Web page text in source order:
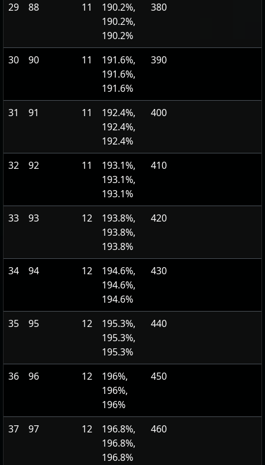
29 88 11
190.2%,
190.2%,
190.2%
380
30 90 11
191.6%,
191.6%,
191.6%
390
31 91 11
192.4%,
192.4%,
192.4%
400
32 92 11
193.1%,
193.1%,
193.1%
410
33 93 12
193.8%,
193.8%,
193.8%
420
34 94 12
194.6%,
194.6%,
194.6%
430
35 95 12
195.3%,
195.3%,
195.3%
440
36 96 12
196%,
196%,
196%
450
37 97 12
196.8%,
196.8%,
196.8%
460